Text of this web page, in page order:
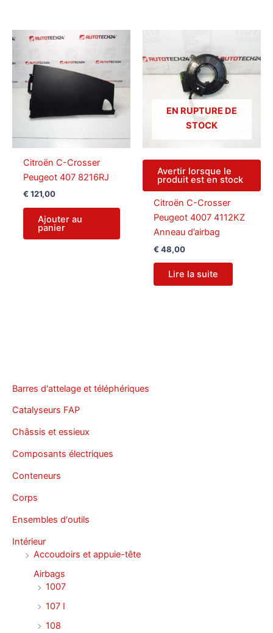
Barres d'attelage et téléphériques
Catalyseurs FAP
Châssis et essieux
Composants électriques
Conteneurs
Corps
Ensembles d'outils
Intérieur
Accoudoirs et appuie-tête
Airbags
1007
107 I
108
Citroën C-Crosser
Peugeot 407 8216RJ
€ 121,00
Ajouter au
panier
EN RUPTURE DE
STOCK
Avertir lorsque le
produit est en stock
Citroën C-Crosser
Peugeot 4007 4112KZ
Anneau d’airbag
€ 48,00
Lire la suite